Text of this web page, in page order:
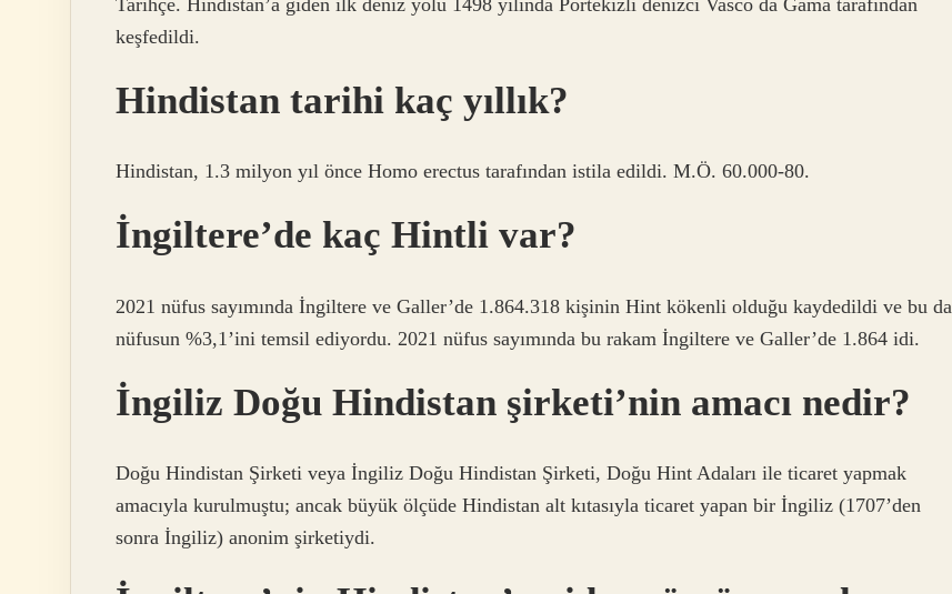
keşfedildi.
Hindistan tarihi kaç yıllık?
Hindistan, 1.3 milyon yıl önce Homo erectus tarafından istila edildi. M.Ö. 60.000-80.
İngiltere’de kaç Hintli var?
2021 nüfus sayımında İngiltere ve Galler’de 1.864.318 kişinin Hint kökenli olduğu kaydedildi ve bu da
nüfusun %3,1’ini temsil ediyordu. 2021 nüfus sayımında bu rakam İngiltere ve Galler’de 1.864 idi.
İngiliz Doğu Hindistan şirketi’nin amacı nedir?
Doğu Hindistan Şirketi veya İngiliz Doğu Hindistan Şirketi, Doğu Hint Adaları ile ticaret yapmak
amacıyla kurulmuştu; ancak büyük ölçüde Hindistan alt kıtasıyla ticaret yapan bir İngiliz (1707’den
sonra İngiliz) anonim şirketiydi.